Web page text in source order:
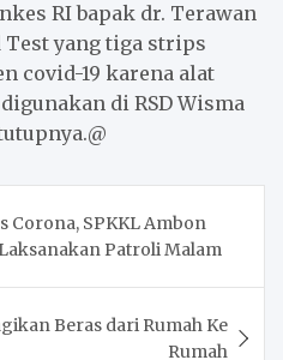
RI bapak dr. Terawan
Test yang tiga strips
covid-19 karena alat
di RSD Wisma
Corona, SPKKL Ambon
Patroli Malam
Beras dari Rumah Ke
Rumah